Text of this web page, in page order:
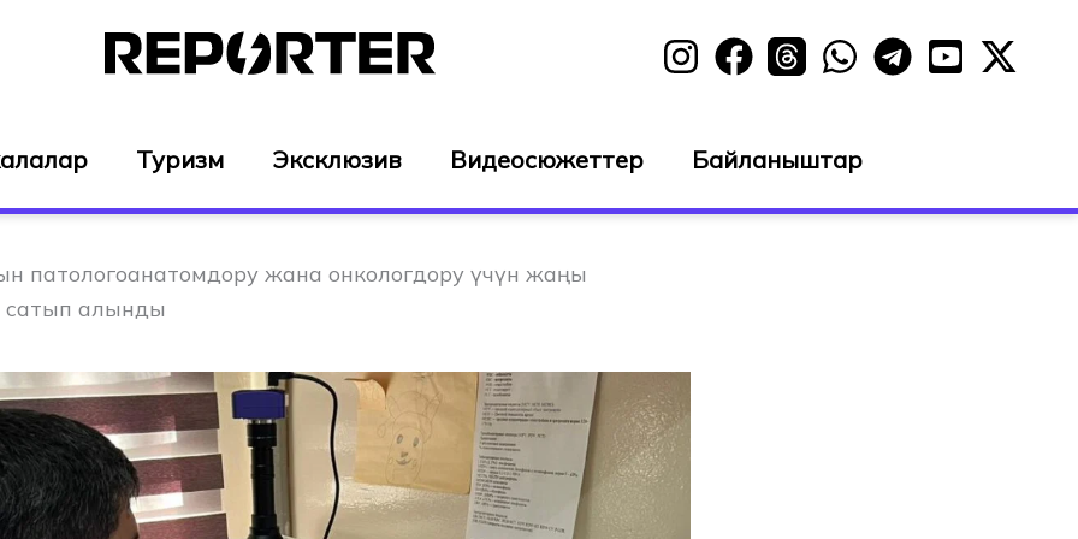
Туризм Эксклюзив Видеосюжеттер Байланыштар
патологоанатомдору жана онкологдору үчүн жаңы
сатып алынды